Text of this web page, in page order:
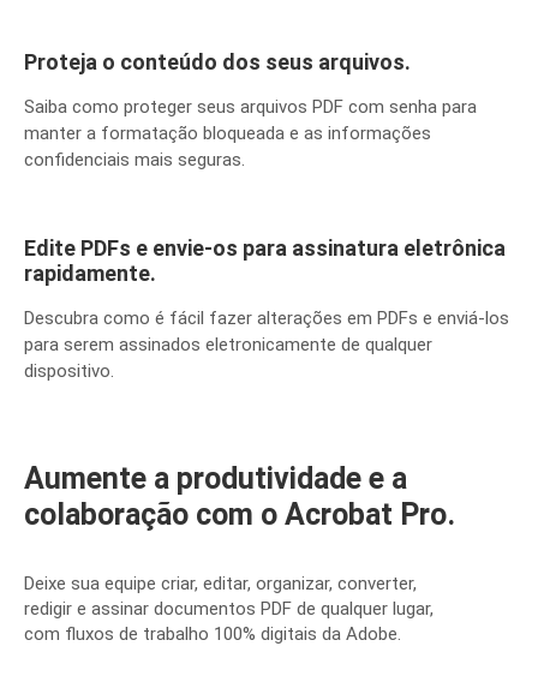
Proteja o conteúdo dos seus arquivos.
Saiba como proteger seus arquivos PDF com senha para
manter a formatação bloqueada e as informações
confidenciais mais seguras.
Edite PDFs e envie-os para assinatura eletrônica
rapidamente.
Descubra como é fácil fazer alterações em PDFs e enviá-los
para serem assinados eletronicamente de qualquer
dispositivo.
Aumente a produtividade e a
colaboração com o Acrobat Pro.
Deixe sua equipe criar, editar, organizar, converter,
redigir e assinar documentos PDF de qualquer lugar,
com fluxos de trabalho 100% digitais da Adobe.